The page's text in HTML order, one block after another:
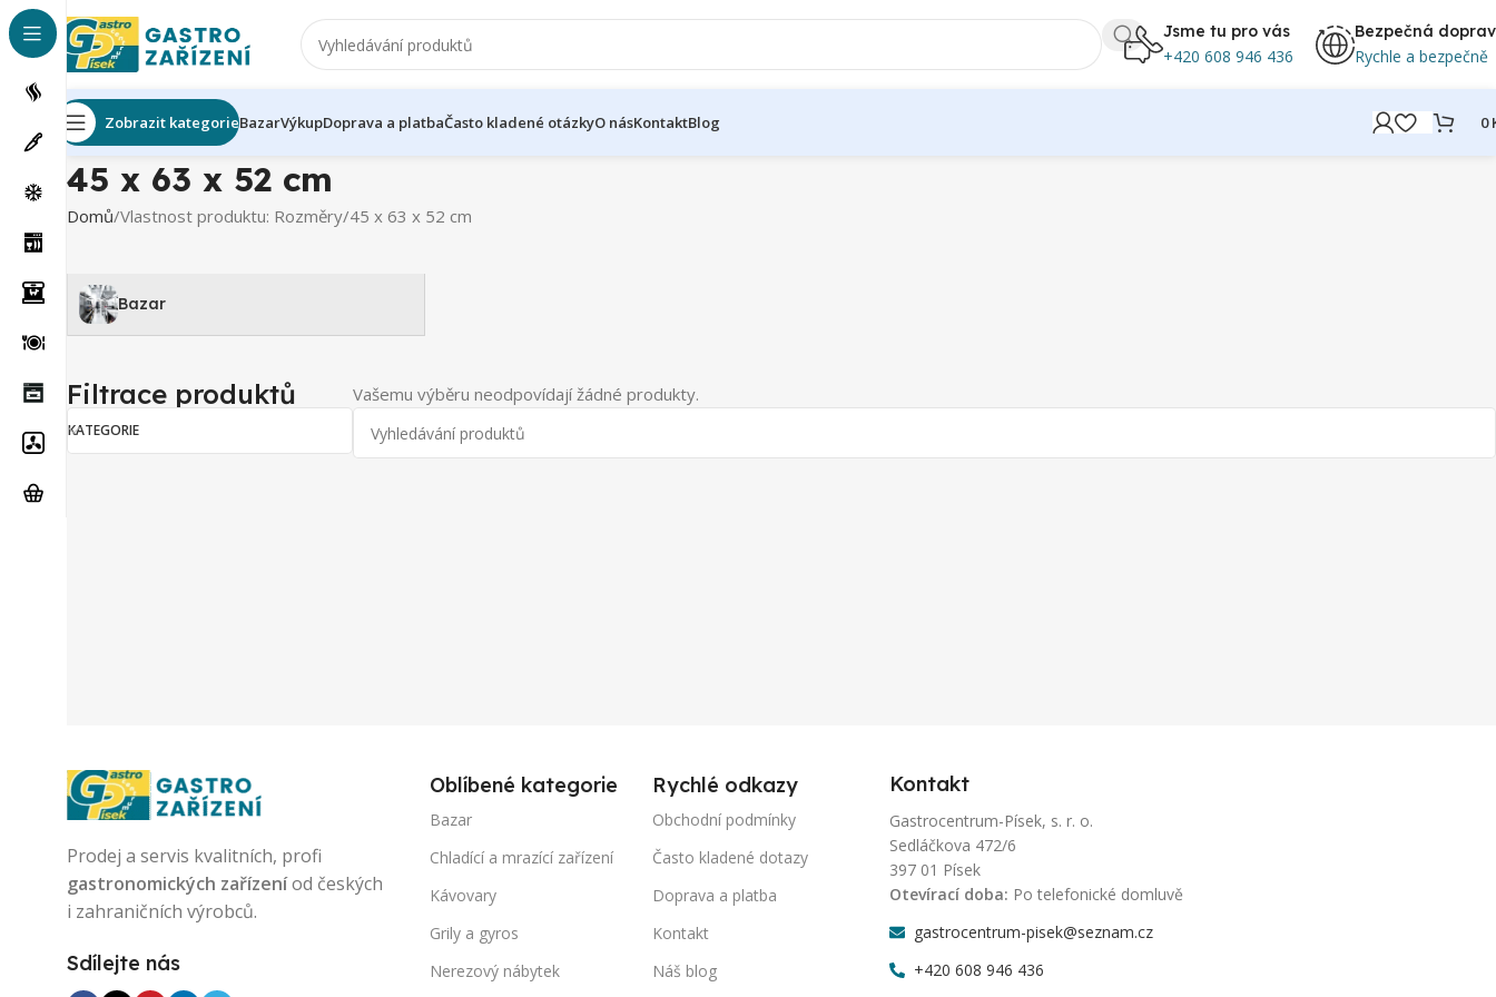
Jsme tu pro vás
+420 608 946 436
Bezpečná
Rychle a bezpečně
Zobrazit kategorieBazarVýkupDoprava a platbaČasto kladené otázkyO násKontaktBlog 0
45 x 63 x 52 cm
Domů Vlastnost produktu: Rozměry 45 x 63 x 52 cm
Bazar
Filtrace produktů
KATEGORIE
Vašemu výběru neodpovídají žádné produkty.
Prodej a servis kvalitních, profi
gastronomických zařízeníod českých
i zahraničních výrobců.
Sdílejte nás
Oblíbené kategorie
Bazar
Chladící a mrazící zařízení
Kávovary
Grily a gyros
Nerezový nábytek
Rychlé odkazy
Obchodní podmínky
Často kladené dotazy
Doprava a platba
Kontakt
Náš blog
Kontakt
Gastrocentrum-Písek, s. r. o.
Sedláčkova 472/6
397 01 Písek
Otevírací doba: Po telefonické domluvě
gastrocentrum-pisek@seznam.cz
+420 608 946 436